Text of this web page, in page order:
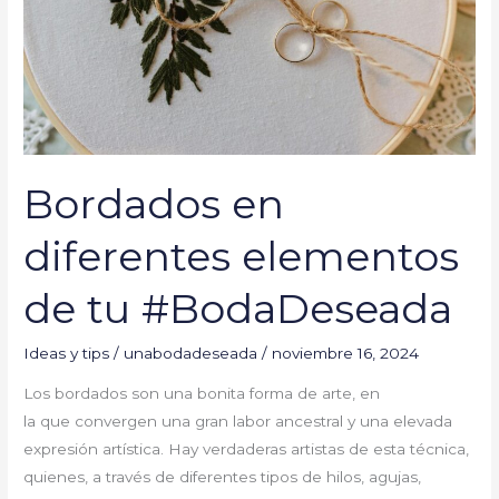
Bordados en
diferentes elementos
de tu #BodaDeseada
Ideas y tips / unabodadeseada/ noviembre 16, 2024
Los bordados son una bonita forma de arte, en
la que convergen una gran labor ancestral y una elevada
expresión artística. Hay verdaderas artistas de esta técnica,
quienes, a través de diferentes tipos de hilos, agujas,
#BodaDeseada